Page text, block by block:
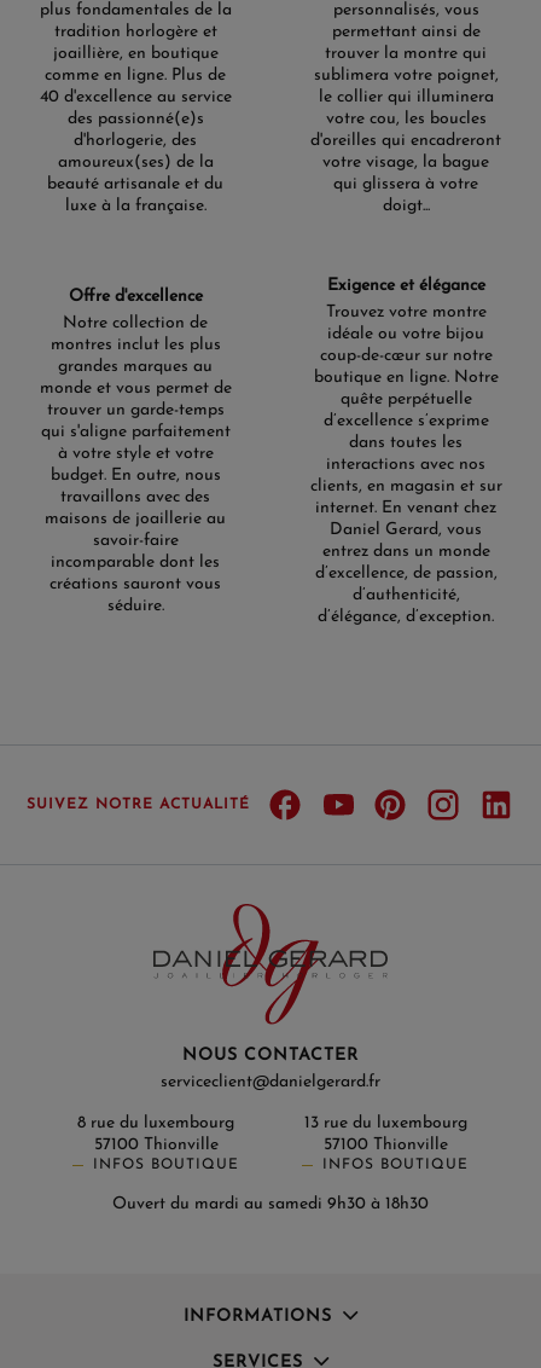
plus fondamentales de la
tradition horlogère et
joaillière, en boutique
comme en ligne. Plus de
40 d'excellence au service
des passionné(e)s
d'horlogerie, des
amoureux(ses) de la
beauté artisanale et du
luxe à la française.
personnalisés, vous
permettant ainsi de
trouver la montre qui
sublimera votre poignet,
le collier qui illuminera
votre cou, les boucles
d'oreilles qui encadreront
votre visage, la bague
qui glissera à votre
doigt...
Offre d'excellence
Notre collection de
montres inclut les plus
grandes marques au
monde et vous permet de
trouver un garde-temps
qui s'aligne parfaitement
à votre style et votre
budget. En outre, nous
travaillons avec des
maisons de joaillerie au
savoir-faire
incomparable dont les
créations sauront vous
séduire.
Exigence et élégance
Trouvez votre montre
idéale ou votre bijou
coup-de-cœur sur notre
boutique en ligne. Notre
quête perpétuelle
d’excellence s’exprime
dans toutes les
interactions avec nos
clients, en magasin et sur
internet. En venant chez
Daniel Gerard, vous
entrez dans un monde
d’excellence, de passion,
d’authenticité,
d’élégance, d’exception.
SUIVEZ NOTRE ACTUALITÉ
NOUS CONTACTER
serviceclient@danielgerard.fr
8 rue du luxembourg
57100 Thionville
INFOS BOUTIQUE
13 rue du luxembourg
57100 Thionville
INFOS BOUTIQUE
Ouvert du mardi au samedi 9h30 à 18h30
INFORMATIONS
SERVICES